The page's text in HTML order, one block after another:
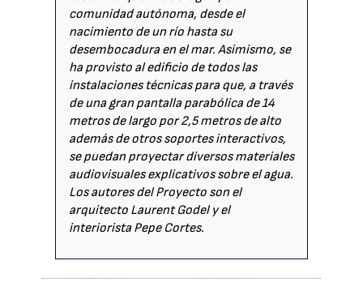
comunidad autónoma, desde el
nacimiento de un río hasta su
desembocadura en el mar. Asimismo, se
ha provisto al edificio de todos las
instalaciones técnicas para que, a través
de una gran pantalla parabólica de 14
metros de largo por 2,5 metros de alto
además de otros soportes interactivos,
se puedan proyectar diversos materiales
audiovisuales explicativos sobre el agua.
Los autores del Proyecto son el
arquitecto Laurent Godel y el
interiorista Pepe Cortes.